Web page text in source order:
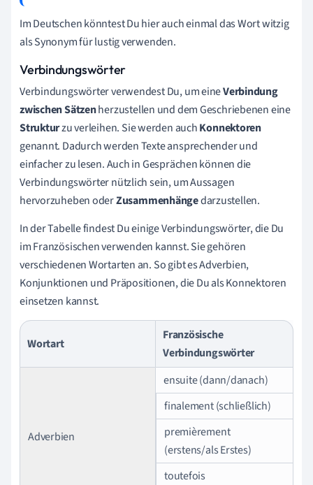
Im Deutschen könntest Du hier auch einmal das Wort witzig
als Synonym für lustig verwenden.
Verbindungswörter
Verbindungswörter verwendest Du, um eineVerbindung
zwischen Sätzenherzustellen und dem Geschriebenen eine
Strukturzu verleihen. Sie werden auchKonnektoren
genannt. Dadurch werden Texte ansprechender und
einfacher zu lesen. Auch in Gesprächen können die
Verbindungswörter nützlich sein, um Aussagen
hervorzuheben oderZusammenhängedarzustellen.
In der Tabelle findest Du einige Verbindungswörter, die Du
im Französischen verwenden kannst. Sie gehören
verschiedenen Wortarten an. So gibt es Adverbien,
Konjunktionen und Präpositionen, die Du als Konnektoren
einsetzen kannst.
Wortart
Französische
Verbindungswörter
Adverbien
ensuite (dann/danach)
finalement (schließlich)
premièrement
(erstens/als Erstes)
toutefois